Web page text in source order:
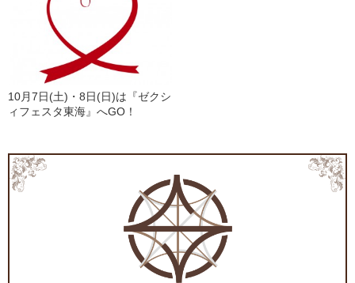
10月7日(土)・8日(日)は『ゼクシ
ィフェスタ東海』へGO！